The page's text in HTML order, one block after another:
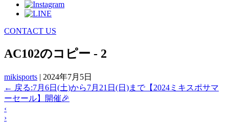
CONTACT US
AC102のコピー - 2
mikisports | 2024年7月5日
← 戻る:7月6日(土)から7月21日(日)まで【2024ミキスポサマ
ーセール】開催🎉
‹
›